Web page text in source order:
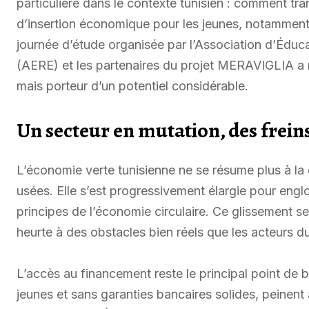
particulière dans le contexte tunisien : comment
d’insertion économique pour les jeunes,
journée d’étude organisée par l’Association
(AERE) et les partenaires du projet MERAVIGLIA
mais porteur d’un potentiel considérable.
Un secteur en mutation, des
L’économie verte tunisienne ne se résume plus à
usées. Elle s’est progressivement élargie pour
principes de l’économie circulaire. Ce glissement
heurte à des obstacles bien réels que les acteurs
L’accès au financement reste le principal point
jeunes et sans garanties bancaires solides,